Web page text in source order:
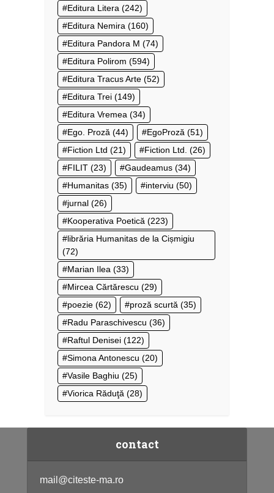
Editura Litera (242)
Editura Nemira (160)
Editura Pandora M (74)
Editura Polirom (594)
Editura Tracus Arte (52)
Editura Trei (149)
Editura Vremea (34)
Ego. Proză (44) EgoProză (51)
Fiction Ltd (21) Fiction Ltd. (26)
FILIT (23) Gaudeamus (34)
Humanitas (35) interviu (50)
jurnal (26)
Kooperativa Poetică (223)
librăria Humanitas de la Cișmigiu
(72)
Marian Ilea (33)
Mircea Cărtărescu (29)
poezie (62) proză scurtă (35)
Radu Paraschivescu (36)
Raftul Denisei (122)
Simona Antonescu (20)
Vasile Baghiu (25)
Viorica Răduţă (28)
contact
mail@citeste-ma.ro